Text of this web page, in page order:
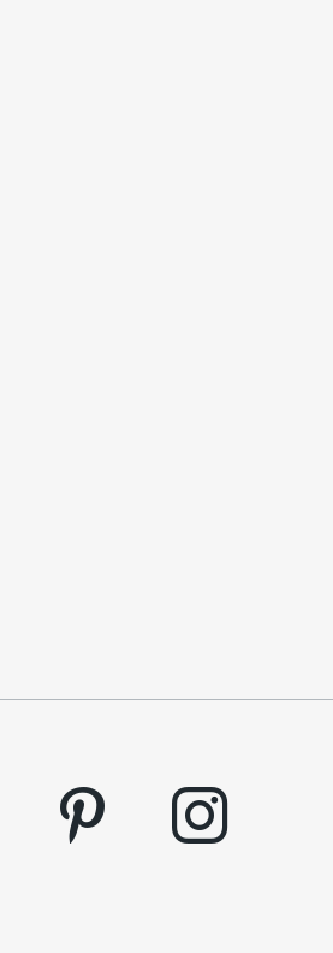
pinterest instagram